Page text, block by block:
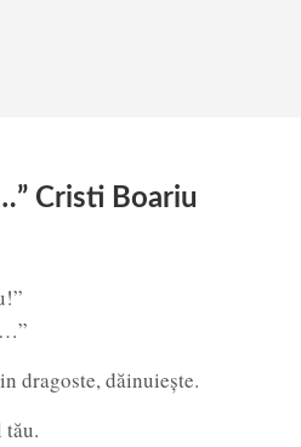
Cristi Boariu
dragoste, dăinuiește.
tău.